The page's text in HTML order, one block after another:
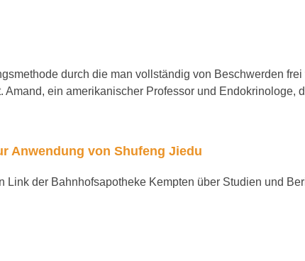
durch die man vollständig von Beschwerden
Amand, ein amerikanischer Professor und Endokrinologe,
Anwendung von Shufeng Jiedu
Link der Bahnhofsapotheke Kempten über Studien und